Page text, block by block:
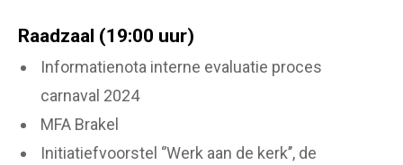
Raadzaal (19:00 uur)
Informatienota interne evaluatie proces
carnaval 2024
MFA Brakel
Initiatiefvoorstel ‘’Werk aan de kerk’’, de